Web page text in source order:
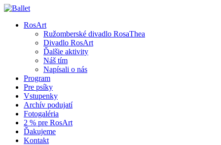
RosArt
Ružomberské divadlo RosaThea
Divadlo RosArt
Ďalšie aktivity
Náš tím
Napísali o nás
Program
Pre psíky
Vstupenky
Archív podujatí
Fotogaléria
2 % pre RosArt
Ďakujeme
Kontakt